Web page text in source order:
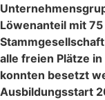
Löwenanteil mit
alle freien Plätze
konnten besetzt
Ausbildungsstart